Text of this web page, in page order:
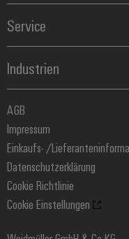
Leiterplattensteckverbinder
Stromversorgungen
Automatisierung
Industrial IoT
Industrial Security
Single Pair Ethernet
Service
Connectivity Consulting
eShop / Digitale
Engineering-Daten
PCB Connector Services
Support Center
Technische Produktkataloge
Weidmüller Configurator
Industrien
Datencenter
Gerätehersteller
Maschinenbau
Photovoltaik
Wasserstoff
Weidmüller Industry Match
Windenergie
AGB
Impressum
Einkaufs- /
Datenschutzerklärung
Cookie Richtlinie
Cookie Einstellungen